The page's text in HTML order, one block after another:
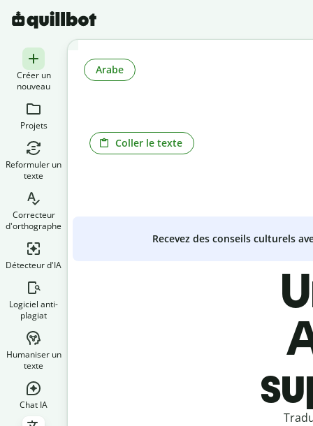
Créer un
nouveau
Projets
Reformuler un
texte
Correcteur
d'orthographe
Détecteur d'IA
Logiciel anti-
plagiat
Humaniser un
texte
Chat IA
Coller le texte
Arabe
Recevez des conseils culturels